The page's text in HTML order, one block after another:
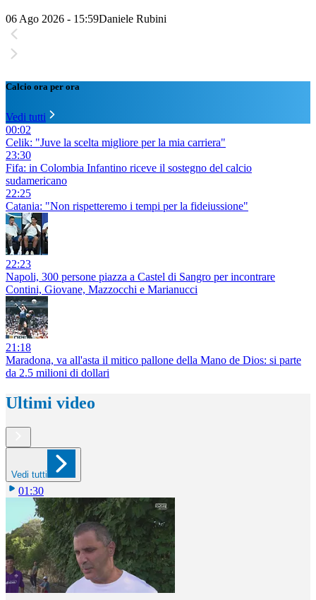
06 Ago 2026 - 15:59Daniele Rubini
Calcio ora per ora
Vedi tutti
00:02
Celik: "Juve la scelta migliore per la mia carriera"
23:30
Fifa: in Colombia Infantino riceve il sostegno del calcio
sudamericano
22:25
Catania: "Non rispetteremo i tempi per la fideiussione"
22:23
Napoli, 300 persone piazza a Castel di Sangro per incontrare
Contini, Giovane, Mazzocchi e Marianucci
21:18
Maradona, va all'asta il mitico pallone della Mano de Dios: si parte
da 2.5 milioni di dollari
Ultimi video
Vedi tutti
01:30